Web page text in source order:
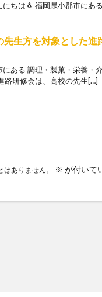
にちは🐧 福岡県小郡市にあ
先生方を対象とした進
にある 調理・製菓・栄養
路研修会は、高校の先生[…]
ありません。 ※ が付いて